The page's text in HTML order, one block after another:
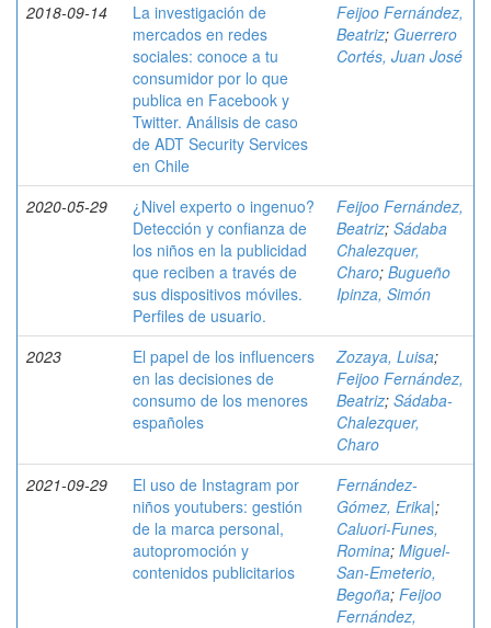
2018-09-14
La investigación de
mercados en redes
sociales: conoce a tu
consumidor por lo que
publica en Facebook y
Twitter. Análisis de caso
de ADT Security Services
en Chile
Feijoo Fernández,
Beatriz; Guerrero
Cortés, Juan José
2020-05-29
¿Nivel experto o ingenuo?
Detección y confianza de
los niños en la publicidad
que reciben a través de
sus dispositivos móviles.
Perfiles de usuario.
Feijoo Fernández,
Beatriz; Sádaba
Chalezquer,
Charo; Bugueño
Ipinza, Simón
2023
El papel de los influencers
en las decisiones de
consumo de los menores
españoles
Zozaya, Luisa;
Feijoo Fernández,
Beatriz; Sádaba-
Chalezquer,
Charo
2021-09-29
El uso de Instagram por
niños youtubers: gestión
de la marca personal,
autopromoción y
contenidos publicitarios
Fernández-
Gómez, Erika|;
Caluori-Funes,
Romina; Miguel-
San-Emeterio,
Begoña; Feijoo
Fernández,